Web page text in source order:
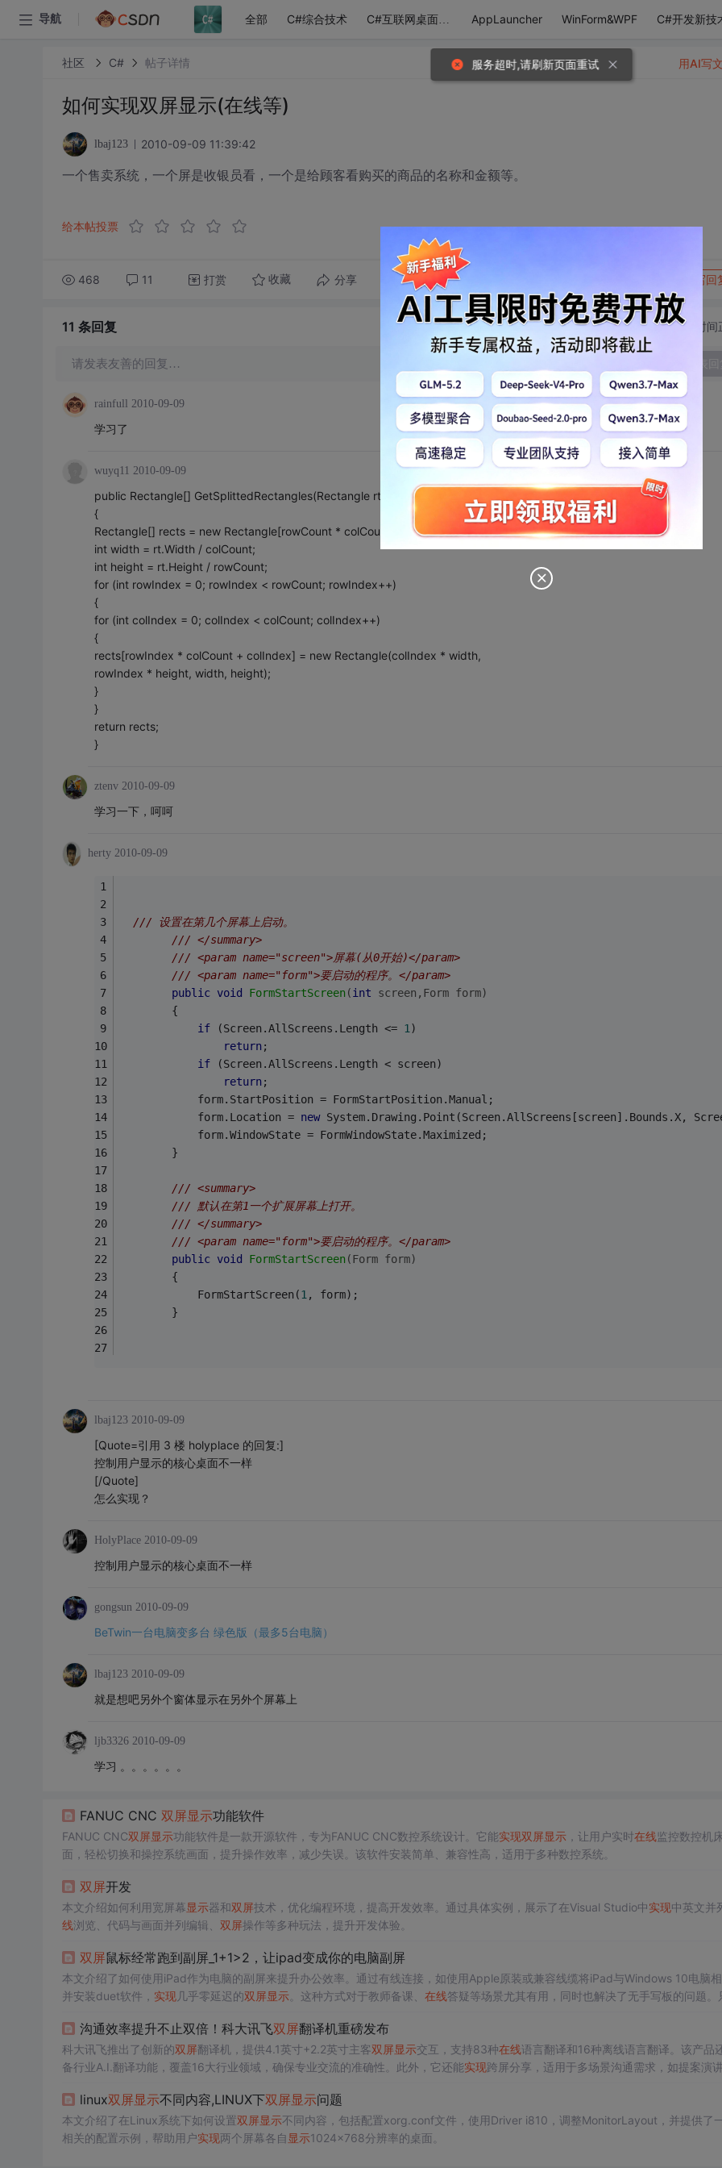
导航 全部 C#综合技术 C#互联网桌面应用 AppLauncher WinForm&WPF C#开发新技
社区 C# 帖子详情
如何实现双屏显示(在线等)
lbaj123 2010-09-09 11:39:42
一个售卖系统，一个屏是收银员看，一个是给顾客看购买的商品的名称和金额等。
给本帖投票
468 11 打赏 收藏 分享 转发到动态 写回
用AI写
11 条回复 切换为时间
请发表友善的回复…
rainfull 2010-09-09
学习了
wuyq11 2010-09-09
public Rectangle[] GetSplittedRectangles(Rectangle rt, int rowCount,int colCount)
{
Rectangle[] rects = new Rectangle[rowCount * colCount];
int width = rt.Width / colCount;
int height = rt.Height / rowCount;
for (int rowIndex = 0; rowIndex < rowCount; rowIndex++)
{
for (int colIndex = 0; colIndex < colCount; colIndex++)
{
rects[rowIndex * colCount + colIndex] = new Rectangle(colIndex * width,
rowIndex * height, width, height);
}
}
return rects;
}
ztenv 2010-09-09
学习一下，呵呵
herty 2010-09-09
/// 设置在第几个屏幕上启动。
/// </summary>
/// <param name="screen">屏幕(从0开始)</param>
/// <param name="form">要启动的程序。</param>
public void FormStartScreen(int screen,Form form)
        {
if (Screen.AllScreens.Length <= 1 )
return;
if (Screen.AllScreens.Length < screen)
return;
            form.StartPosition = FormStartPosition.Manual;
            form.Location =
new System.Drawing.Point(Screen.AllScreens[screen].Bounds.X,
            form.WindowState = FormWindowState.Maximized;
        }
/// <summary>
/// 默认在第1一个扩展屏幕上打开。
/// </summary>
/// <param name="form">要启动的程序。</param>
public void FormStartScreen(Form form)
        {
            FormStartScreen(
1 , form);
        }
lbaj123 2010-09-09
[Quote=引用 3 楼 holyplace 的回复:]
控制用户显示的核心桌面不一样
[/Quote]
怎么实现？
HolyPlace 2010-09-09
控制用户显示的核心桌面不一样
gongsun 2010-09-09
BeTwin一台电脑变多台 绿色版（最多5台电脑）
lbaj123 2010-09-09
就是想吧另外个窗体显示在另外个屏幕上
ljb3326 2010-09-09
学习 。。。。。。
FANUC CNC 双屏显示功能软件
FANUC CNC双屏显示功能软件是一款开源软件，专为FANUC CNC数控系统设计。它能实现双屏显示，让用户实时在线监控数控机
面，轻松切换和操控系统画面，提升操作效率，减少失误。该软件安装简单、兼容性高，适用于多种数控系统。
双屏开发
本文介绍如何利用宽屏幕显示器和双屏技术，优化编程环境，提高开发效率。通过具体实例，展示了在Visual Studio中实现中英文并
线浏览、代码与画面并列编辑、 双屏操作等多种玩法，提升开发体验。
双屏鼠标经常跑到副屏_1+1>2，让ipad变成你的电脑副屏
本文介绍了如何使用iPad作为电脑的副屏来提升办公效率。通过有线连接，如使用Apple原装或兼容线缆将iPad与Windows 10电脑相
并安装duet软件， 实现几乎零延迟的双屏显示。这种方式对于教师备课、 在线答疑等场景尤其有用，同时也解决了无手写板的问题。
沟通效率提升不止双倍！科大讯飞双屏翻译机重磅发布
科大讯飞推出了创新的双屏翻译机，提供4.1英寸+2.2英寸主客双屏显示交互，支持83种在线语言翻译和16种离线语言翻译。该产品
备行业A.I.翻译功能，覆盖16大行业领域，确保专业交流的准确性。此外，它还能实现跨屏分享，适用于多场景沟通需求，如提案演
linux双屏显示不同内容,LINUX下双屏显示问题
本文介绍了在Linux系统下如何设置双屏显示不同内容，包括配置xorg.conf文件，使用Driver i810，调整MonitorLayout，并提供了
相关的配置示例，帮助用户实现两个屏幕各自 显示1024x768分辨率的桌面。
服务超时,请刷新页面重试